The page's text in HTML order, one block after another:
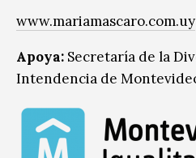
www.mariamascaro.com.uy
Apoya: Secretaría de la
Intendencia de